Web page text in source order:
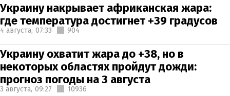
Украину накрывает африканская жара:
где температура достигнет +39 градусов
4 августа, 07:33 904
Украину охватит жара до +38, но в
некоторых областях пройдут дожди:
прогноз погоды на 3 августа
3 августа, 09:27 10936